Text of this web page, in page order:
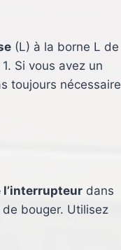
(L) à la borne L de
Si vous avez un
toujours nécessaire
dans
de bouger. Utilisez